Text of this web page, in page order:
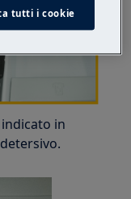
indicato in
tutti i cookie